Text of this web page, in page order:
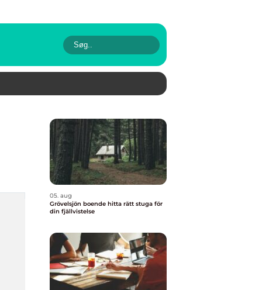
05. aug
Grövelsjön boende hitta rätt stuga för
din fjällvistelse